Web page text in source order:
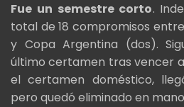
Fue un semestre corto.
total de 18 compromisos
y Copa Argentina (dos).
último certamen tras vencer a
el certamen doméstico,
pero quedó eliminado en